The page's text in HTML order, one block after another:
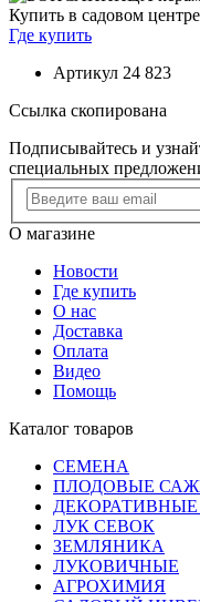
Купить в садовом
Где купить
Артикул 24 823
Ссылка скопирована
Подписывайтесь и
специальных
О магазине
Новости
Где купить
О нас
Доставка
Оплата
Видео
Помощь
Каталог товаров
СЕМЕНА
ПЛОДОВЫЕ
ЛУК СЕВОК
ЗЕМЛЯНИКА
ЛУКОВИЧНЫЕ
АГРОХИМИЯ